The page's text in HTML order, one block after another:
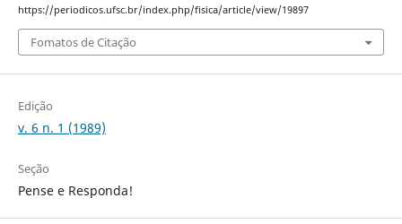
https://periodicos.ufsc.br/index.php/fisica/article/view/19897
Fomatos de Citação
Edição
v. 6 n. 1 (1989)
Seção
Pense e Responda!